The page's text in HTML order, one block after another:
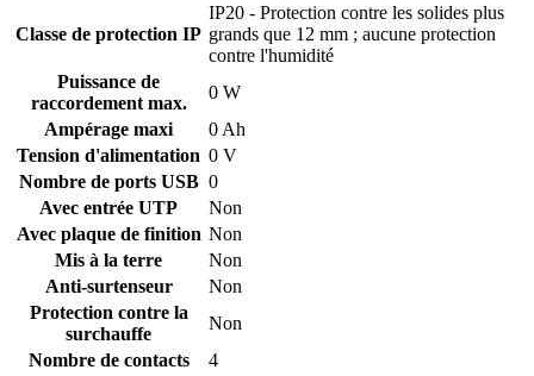
Classe de protection IP
IP20 - Protection contre les solides plus
grands que 12 mm ; aucune protection
contre l'humidité
Puissance de
raccordement max.
0 W
Ampérage maxi
0 Ah
Tension d'alimentation 0 V
Nombre de ports USB 0
Avec entrée UTP
Non
Avec plaque de finition Non
Mis à la terre
Non
Anti-surtenseur
Non
Protection contre la
surchauffe
Non
Nombre de contacts
4